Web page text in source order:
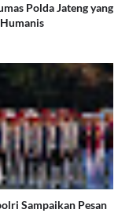
Polda Jateng yang
Sampaikan Pesan